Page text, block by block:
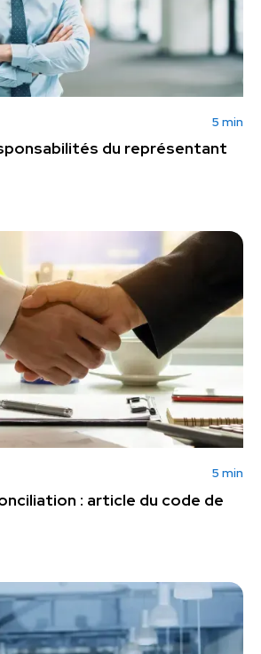
5 min
du représentant
5 min
: article du code de